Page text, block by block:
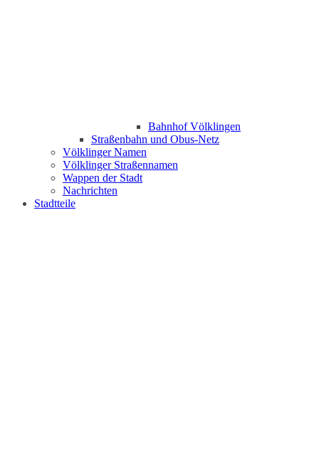
Bahnhof Völklingen
Straßenbahn und Obus-Netz
Völklinger Namen
Völklinger Straßennamen
Wappen der Stadt
Nachrichten
Stadtteile